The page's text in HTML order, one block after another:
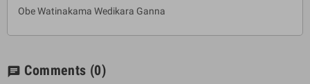
Obe Watinakama Wedikara Ganna
chat Comments (0)